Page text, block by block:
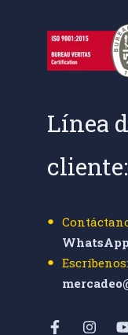
Línea
cliente:
Escríbenos: